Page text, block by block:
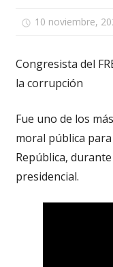
10 noviembre,
Congresista del
la corrupción
Fue uno de los
moral pública
República,
presidencial.